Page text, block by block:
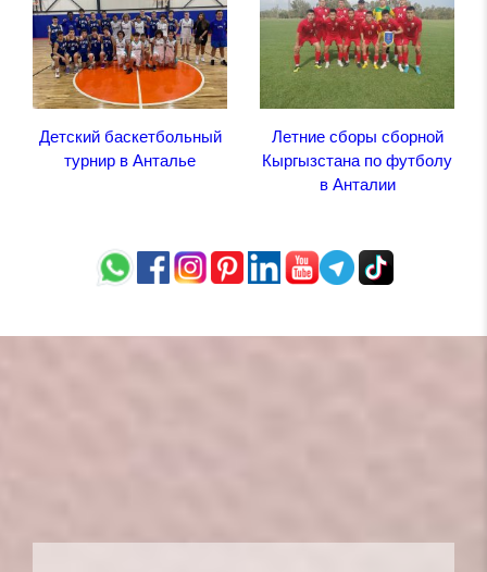
Детский баскетбольный
турнир в Анталье
Летние сборы сборной
Кыргызстана по футболу
в Анталии